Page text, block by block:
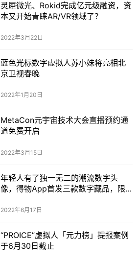
灵犀微光、Rokid完成亿元级融资，资
本又开始青睐AR/VR领域了？
2022年3月22日
蓝色光标数字虚拟人苏小妹将亮相北
京卫视春晚
2022年1月20日
MetaCon元宇宙技术大会直播预约通
道免费开启
2022年3月15日
年轻人有了独一无二的潮流数字头
像，得物App首发三款数字藏品，限
2022年6月17日
“PROICE”虚拟人「元力榜」提报案例
于6月30日截止